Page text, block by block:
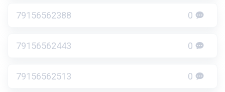
79156562388 0
79156562443 0
79156562513 0